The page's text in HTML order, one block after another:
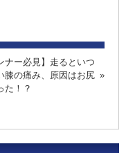
ナー必見】走るといつ
膝の痛み、原因はお尻
た！？